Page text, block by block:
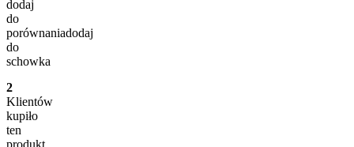
dodaj
do
porównaniadodaj
do
schowka
2
Klientów
kupiło
ten